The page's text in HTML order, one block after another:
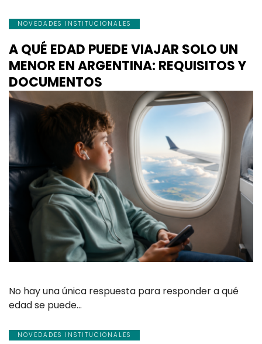
NOVEDADES INSTITUCIONALES
A QUÉ EDAD PUEDE VIAJAR SOLO UN
MENOR EN ARGENTINA: REQUISITOS Y
DOCUMENTOS
No hay una única respuesta para responder a qué
edad se puede…
NOVEDADES INSTITUCIONALES